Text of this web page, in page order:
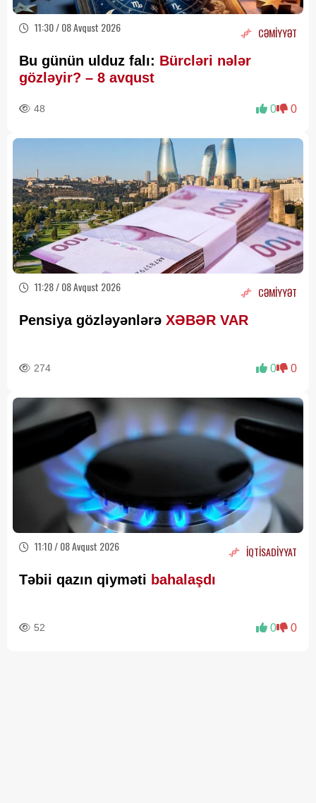
11:30 / 08 Avqust 2026 CƏMİYYƏT
Bu günün ulduz falı: Bürcləri nələr
gözləyir? – 8 avqust
48 0 0
11:28 / 08 Avqust 2026 CƏMİYYƏT
Pensiya gözləyənlərə XƏBƏR VAR
274 0 0
11:10 / 08 Avqust 2026 İQTİSADİYYAT
Təbii qazın qiyməti bahalaşdı
52 0 0